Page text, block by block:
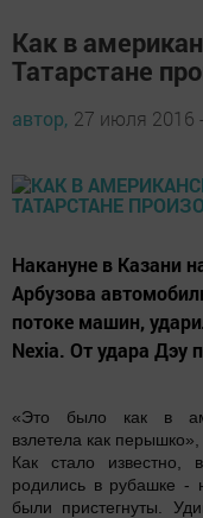
Как в
Татарстане
автор, 27 июля 2016
Накануне в Казани
Арбузова
потоке машин,
Nexia. От удара Дэу
«Это было как в
взлетела как
Как стало известно,
родились в рубашке -
были пристегнуты.